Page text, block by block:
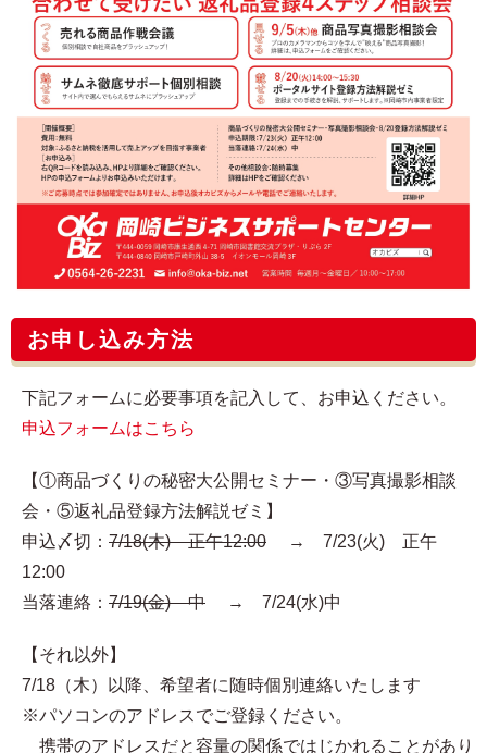
お申し込み方法
下記フォームに必要事項を記入して、お申込ください。
申込フォームはこちら
【①商品づくりの秘密大公開セミナー・③写真撮影相談
会・⑤返礼品登録方法解説ゼミ】
申込〆切： 7/18(木) 正午12:00 → 7/23(火) 正午
12:00
当落連絡： 7/19(金) 中 → 7/24(水)中
【それ以外】
7/18（木）以降、希望者に随時個別連絡いたします
※パソコンのアドレスでご登録ください。
携帯のアドレスだと容量の関係ではじかれることがあり